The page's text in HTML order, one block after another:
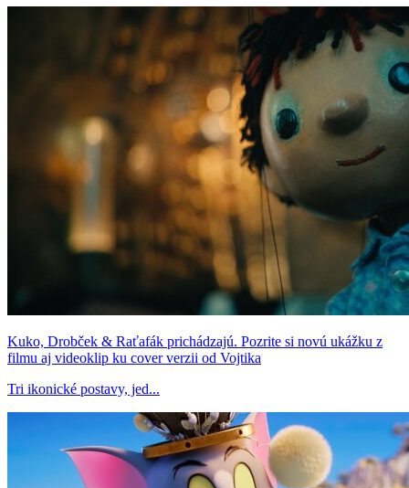
Kuko, Drobček & Raťafák prichádzajú. Pozrite si novú ukážku z
filmu aj videoklip ku cover verzii od Vojtika
Tri ikonické postavy, jed...